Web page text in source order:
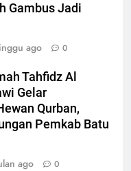
Gambus Jadi
ago 0
Tahfidz Al
Gelar
Qurban,
Pemkab Batu
ago 0